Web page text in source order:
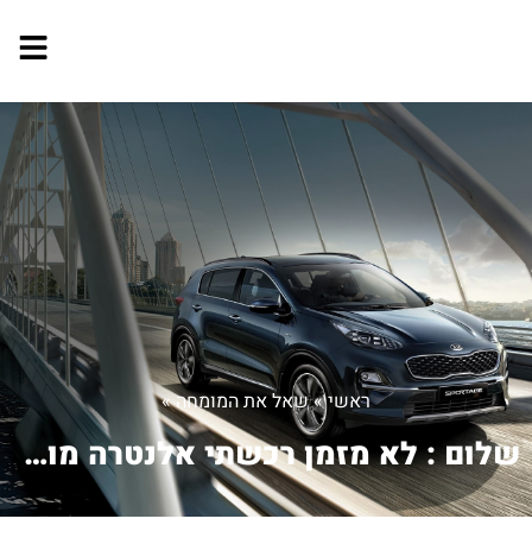
ראשי»שאל את המומחה»
שלום : לא מזמן רכשתי אלנטרה מודל 2001...